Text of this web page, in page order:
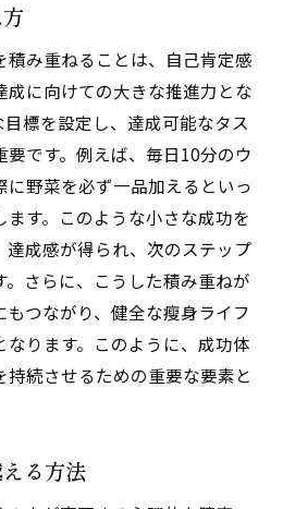
み重ねることは、自己肯定感
成に向けての大きな推進力とな
標を設定し、達成可能なタス
です。例えば、毎日10分のウ
に野菜を必ず一品加えるといっ
す。このような小さな成功を
達成感が得られ、次のステップ
。さらに、こうした積み重ねが
つながり、健全な瘦身ライフ
なります。このように、成功体
続させるための重要な要素と
る方法